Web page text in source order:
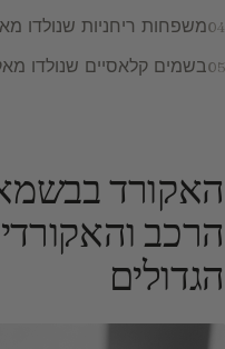
משפחות ריחניות שנולדו
בשמים קלאסיים שנולדו
האקורד
הרכב
הגדולים